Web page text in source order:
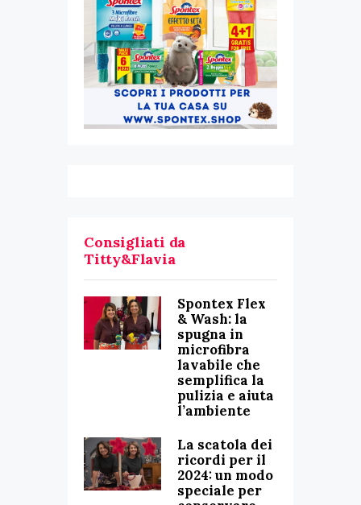
Consigliati da
Titty&Flavia
Spontex Flex
& Wash: la
spugna in
microfibra
lavabile che
semplifica la
pulizia e aiuta
l’ambiente
La scatola dei
ricordi per il
2024: un modo
speciale per